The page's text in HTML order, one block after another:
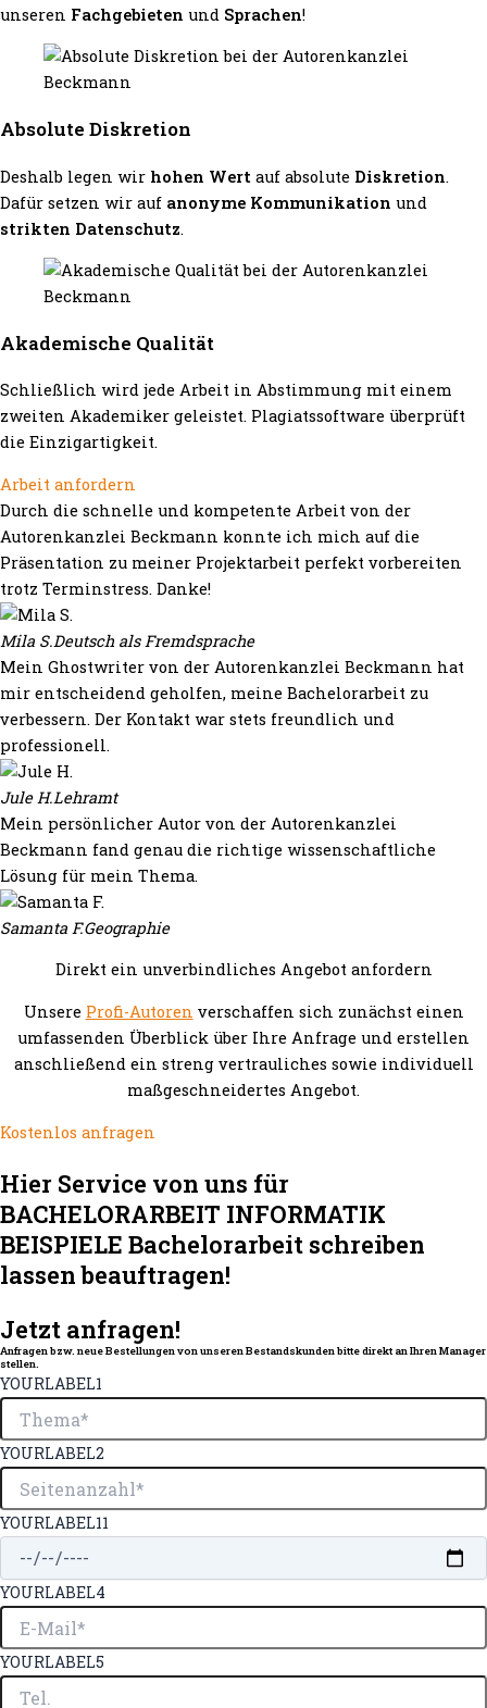
unseren Fachgebieten und Sprachen!
Absolute Diskretion
Deshalb legen wir hohen Wert auf absolute Diskretion.
Dafür setzen wir auf anonyme Kommunikation und
strikten Datenschutz.
Akademische Qualität
Schließlich wird jede Arbeit in Abstimmung mit einem
zweiten Akademiker geleistet. Plagiatssoftware überprüft
die Einzigartigkeit.
Arbeit anfordern
Durch die schnelle und kompetente Arbeit von der
Autorenkanzlei Beckmann konnte ich mich auf die
Präsentation zu meiner Projektarbeit perfekt vorbereiten
trotz Terminstress. Danke!
Mila S.Deutsch als Fremdsprache
Mein Ghostwriter von der Autorenkanzlei Beckmann hat
mir entscheidend geholfen, meine Bachelorarbeit zu
verbessern. Der Kontakt war stets freundlich und
professionell.
Jule H.Lehramt
Mein persönlicher Autor von der Autorenkanzlei
Beckmann fand genau die richtige wissenschaftliche
Lösung für mein Thema.
Samanta F.Geographie
Direkt ein unverbindliches Angebot anfordern
Unsere Profi-Autoren verschaffen sich zunächst einen
umfassenden Überblick über Ihre Anfrage und erstellen
anschließend ein streng vertrauliches sowie individuell
maßgeschneidertes Angebot.
Kostenlos anfragen
Hier Service von uns für
BACHELORARBEIT INFORMATIK
BEISPIELE Bachelorarbeit schreiben
lassen beauftragen!
Jetzt anfragen!
Anfragen bzw. neue Bestellungen von unseren Bestandskunden bitte direkt an Ihren Manager
stellen.
YOURLABEL1
YOURLABEL2
YOURLABEL11
YOURLABEL4
YOURLABEL5